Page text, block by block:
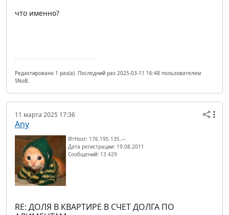
что именно?
Редактировано 1 раз(а). Последний раз 2025-03-11 16:48 пользователем
SNoB.
11 марта 2025 17:36
Any
IP/Host: 176.195.135.---
Дата регистрации: 19.08.2011
Сообщений: 13 429
RE: ДОЛЯ В КВАРТИРЕ В СЧЕТ ДОЛГА ПО